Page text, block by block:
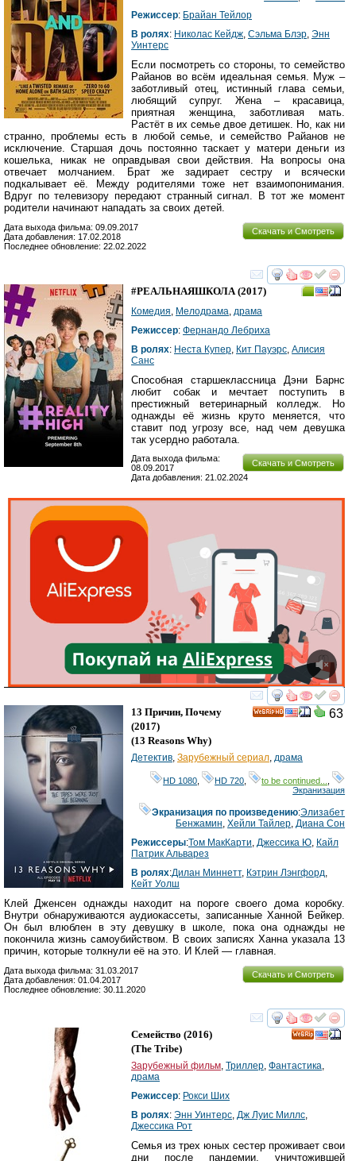
Режиссер: Брайан Тейлор
В ролях: Николас Кейдж, Сэльма Блэр, Энн
Уинтерс
Если посмотреть со стороны, то семейство
Райанов во всём идеальная семья. Муж –
заботливый отец, истинный глава семьи,
любящий супруг. Жена – красавица,
приятная женщина, заботливая мать.
Растёт в их семье двое детишек. Но, как ни
странно, проблемы есть в любой семье, и семейство Райанов не
исключение. Старшая дочь постоянно таскает у матери деньги из
кошелька, никак не оправдывая свои действия. На вопросы она
отвечает молчанием. Брат же задирает сестру и всячески
подкалывает её. Между родителями тоже нет взаимопонимания.
Вдруг по телевизору передают странный сигнал. В тот же момент
родители начинают нападать за своих детей.
Скачать и Смотреть
Дата выхода фильма: 09.09.2017
Дата добавления: 17.02.2018
Последнее обновление: 22.02.2022
смотреть
#РЕАЛЬНАЯШКОЛА (2017)
Комедия Мелодрама драма
Режиссер: Фернандо Лебриха
В ролях: Неста Купер Кит Пауэрс Алисия
Санс
Способная старшеклассница Дэни Барнс
любит собак и мечтает поступить в
престижный ветеринарный колледж. Но
однажды её жизнь круто меняется, что
ставит под угрозу все, над чем девушка
так усердно работала.
Скачать и Смотреть
Дата выхода фильма:
08.09.2017
Дата добавления: 21.02.2024
смотреть
63
13 Причин, Почему
(2017)
(13 Reasons Why)
Детектив, Зарубежный сериал, драма
HD 1080 HD 720 to be continued...
Экранизация
Экранизация по произведению:Элизабет
Бенжамин,Хейли Тайлер,Диана Сон
Режиссеры:Том МакКарти, Джессика Ю, Кайл
Патрик Альварез
В ролях:Дилан Миннетт, Кэтрин Лэнгфорд,
Кейт Уолш
Клей Дженсен однажды находит на пороге своего дома коробку.
Внутри обнаруживаются аудиокассеты, записанные Ханной Бейкер.
Он был влюблен в эту девушку в школе, пока она однажды не
покончила жизнь самоубийством. В своих записях Ханна указала 13
причин, которые толкнули её на это. И Клей — главная.
Скачать и Смотреть
Дата выхода фильма: 31.03.2017
Дата добавления: 01.04.2017
Последнее обновление: 30.11.2020
смотреть
Семейство (2016)
(The Tribe)
Зарубежный фильм Триллер Фантастика
драма
Режиссер: Рокси Ших
В ролях: Энн Уинтерс Дж Луис Миллс
Джессика Рот
Семья из трех юных сестер проживает свои
дни после пандемии, уничтожившей